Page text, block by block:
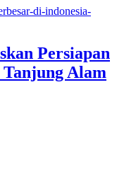
Persiapan
Tanjung Alam